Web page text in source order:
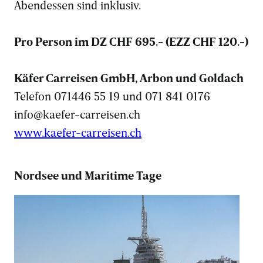
Abendessen sind inklusiv.
Pro Person im DZ CHF 695.- (EZZ CHF 120.-)
Käfer Carreisen GmbH, Arbon und Goldach
Telefon 071446 55 19 und 071 841 0176
info@kaefer-carreisen.ch
www.kaefer-carreisen.ch
Nordsee und Maritime Tage